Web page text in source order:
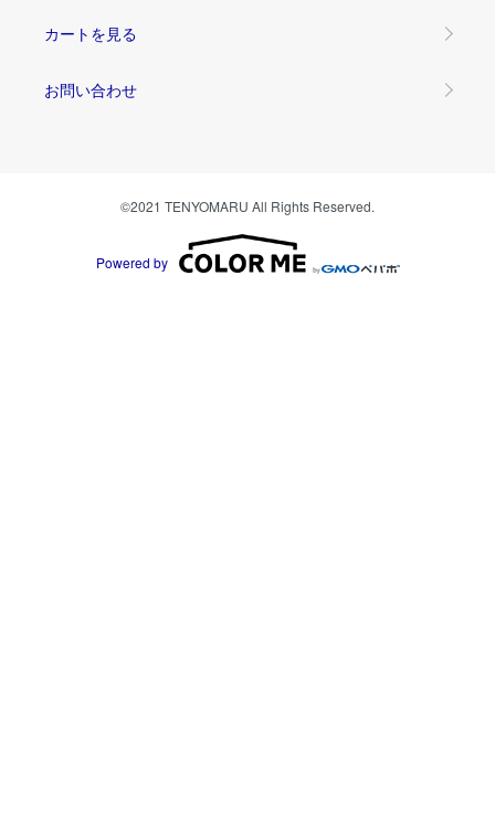
カートを見る
お問い合わせ
©2021 TENYOMARU All Rights Reserved.
Powered by